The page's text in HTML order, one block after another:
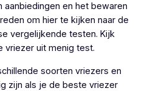
aanbiedingen en het bewaren
om hier te kijken naar de
vergelijkende testen. Kijk
vriezer uit menig test.
soorten vriezers en
zijn als je de beste vriezer